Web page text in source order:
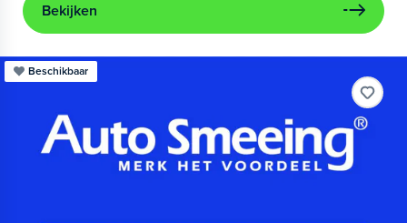
Bekijken
Beschikbaar